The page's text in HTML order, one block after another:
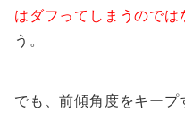
はダフってしまうのでは
う。
でも、前傾角度をキープ